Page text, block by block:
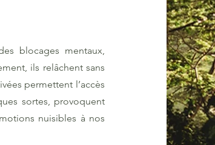
blocages mentaux,
ils relâchent sans
permettent l’accès
sortes, provoquent
nuisibles à nos